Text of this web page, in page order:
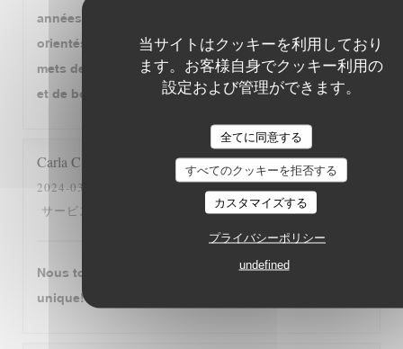
当サイトはクッキーを利用しており
ます。お客様自身でクッキー利用の
設定および管理ができます。
全てに同意する
すべてのクッキーを拒否する
カスタマイズする
プライバシーポリシー
undefined
années... Jolie carte avec des grands classiques
orientés vers le Sud Ouest, ample carte des vins,
mets de qualité, bien préparés et personnel aimable
et de bon conseil. Tout cela est déjà très généreux!
CarlaC
2024-03-28
- 19:00 - ゲスト 4
サービス
メニュー: 5/5 品質-価格
Nous tombons amourex de cette restaurant. C‘est
unique!